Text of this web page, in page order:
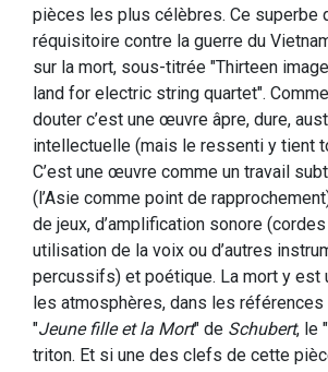
pièces les plus célèbres. Ce superbe
réquisitoire contre la guerre du
sur la mort, sous-titrée "Thirteen
land for electric string quartet".
douter c’est une œuvre âpre, dure,
intellectuelle (mais le ressenti y tient
C’est une œuvre comme un travail
(l’Asie comme point de
de jeux, d’amplification sonore
utilisation de la voix ou d’autres
percussifs) et poétique. La mort y est
les atmosphères, dans les
"Jeune fille et la Mort" de Schubert, le "
triton. Et si une des clefs de cette